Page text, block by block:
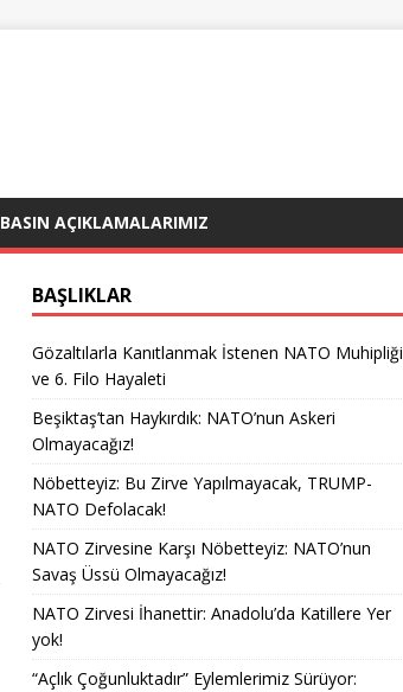
BASIN AÇIKLAMALARIMIZ
BAŞLIKLAR
Gözaltılarla Kanıtlanmak İstenen NATO Muhipliği
ve 6. Filo Hayaleti
Beşiktaş’tan Haykırdık: NATO’nun Askeri
Olmayacağız!
Nöbetteyiz: Bu Zirve Yapılmayacak, TRUMP-
NATO Defolacak!
NATO Zirvesine Karşı Nöbetteyiz: NATO’nun
Savaş Üssü Olmayacağız!
NATO Zirvesi İhanettir: Anadolu’da Katillere Yer
yok!
“Açlık Çoğunluktadır” Eylemlerimiz Sürüyor: